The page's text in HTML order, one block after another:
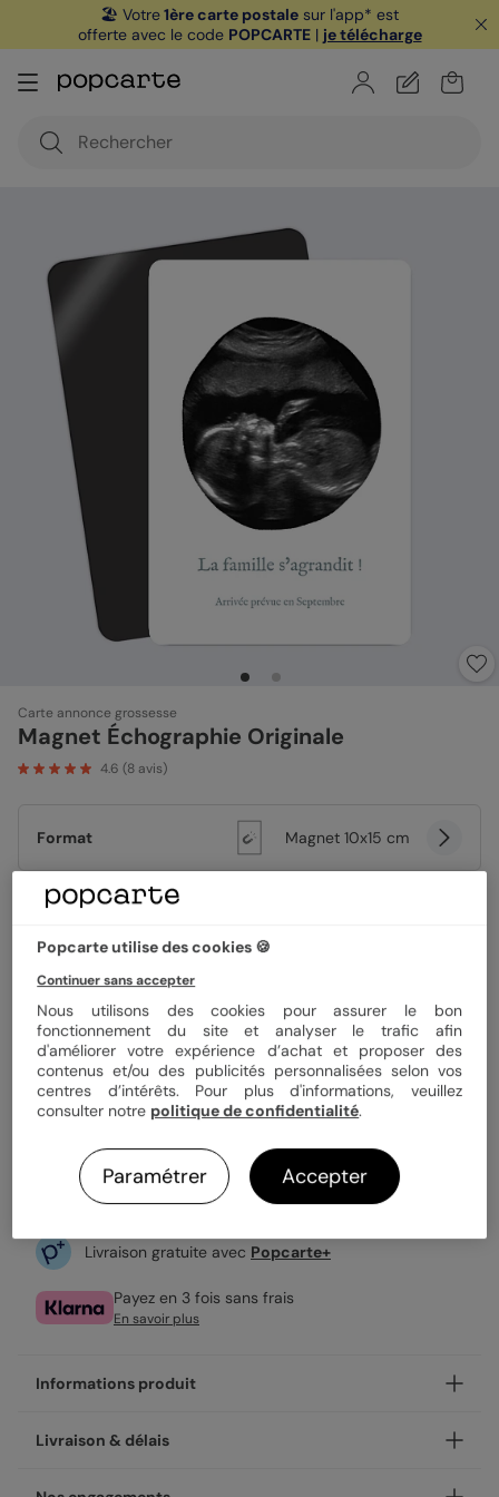
🏖️ Votre1ère carte postale sur l'app* est
offerte avec le code POPCARTE| je télécharge
Carte annonce grossesse
Magnet Échographie Originale
4.6 (8 avis)
Format Magnet 10x15 cm
3,99 €
Enveloppe blanche offerte
Fabrication française
Expédition rapide en 48h
Personnaliser
Livraison gratuite avec Popcarte+
Payez en 3 fois sans frais
En savoir plus
Informations produit
Et si votre carte annonce grossesse restait affiché bien
Livraison & délais
Popcarte utilise des cookies 🍪
Continuer sans accepter
Nous utilisons des cookies pour assurer le bon
fonctionnement du site et analyser le trafic afin
d'améliorer votre expérience d’achat et proposer des
contenus et/ou des publicités personnalisées selon vos
centres d’intérêts. Pour plus d'informations, veuillez
consulter notre politique de confidentialité.
Paramétrer Accepter